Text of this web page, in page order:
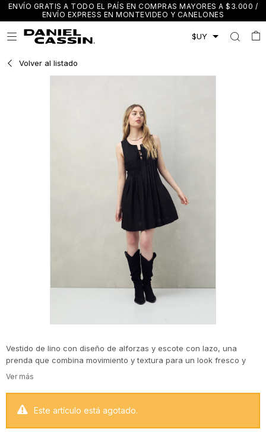
ENVÍO GRATIS A TODO EL PAÍS EN COMPRAS MAYORES A $3.000 /
ENVÍO EXPRESS EN MONTEVIDEO Y CANELONES

Volver al listado
Vestido de lino con diseño de alforzas y escote con lazo, una
prenda que combina movimiento y textura para un look fresco y
femenino. Su silueta amplia realza la caída natural del lino, mientras
artesanal. Ideal para usar con botas o sandalias según el estilo que
quieras lograr.Este artículo está agotado.